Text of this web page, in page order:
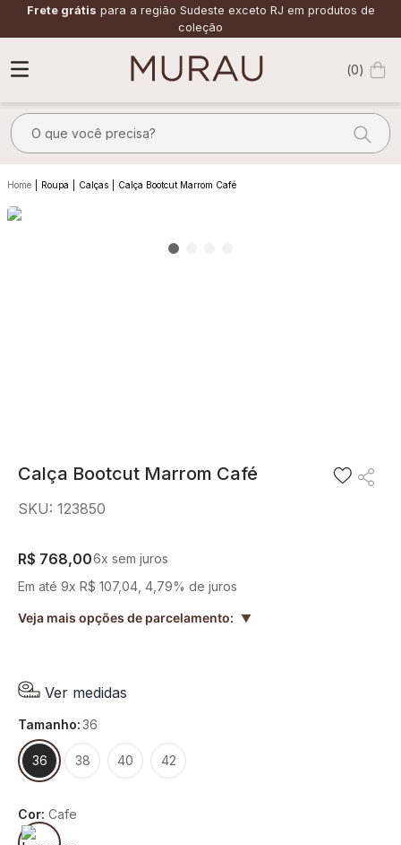
Frete grátis para a região Sudeste exceto RJ em produtos de
coleção
0
O que você precisa?
Roupa Calças Calça Bootcut Marrom Café
Calça Bootcut Marrom Café
SKU: 123850
R$ 768,006x sem juros
Em até 9x R$ 107,04 4,79% de juros
Veja mais opções de parcelamento: ▲
Ver medidas
tamanho:36
36 38 40 42
Cor: Cafe
10º pesponto verde sage